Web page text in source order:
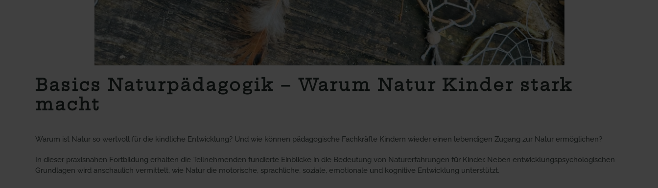
Basics Naturpädagogik – Warum Natur Kinder stark
macht
Warum ist Natur so wertvoll für die kindliche Entwicklung? Und wie können pädagogische Fachkräfte Kindern wieder einen lebendigen Zugang zur Natur ermöglichen?
In dieser praxisnahen Fortbildung erhalten die Teilnehmenden fundierte Einblicke in die Bedeutung von Naturerfahrungen für Kinder. Neben entwicklungspsychologischen
Grundlagen wird anschaulich vermittelt, wie Natur die motorische, sprachliche, soziale, emotionale und kognitive Entwicklung unterstützt.